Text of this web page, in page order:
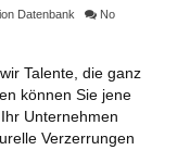
Datenbank
No
Talente, die ganz
können Sie jene
Unternehmen
Verzerrungen